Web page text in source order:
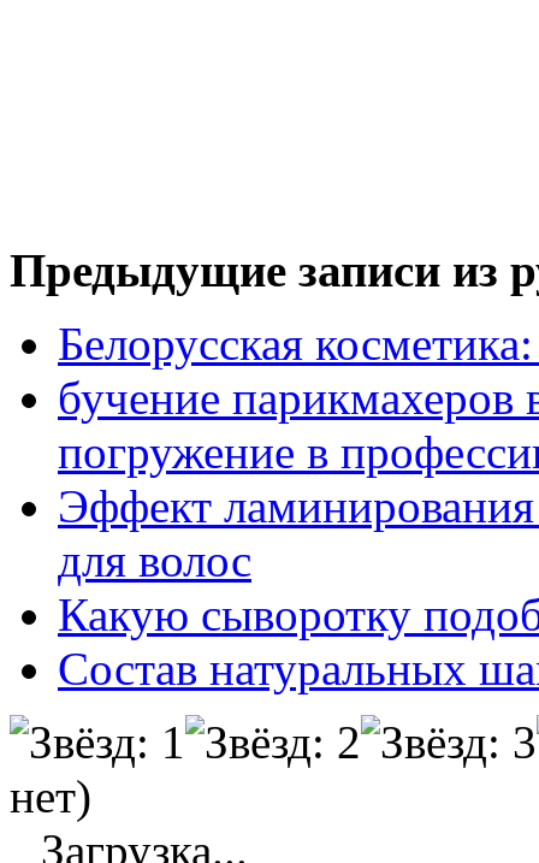
Предыдущие записи из
Белорусская
бучение
погружение в
Эффект
для волос
Какую сыворотку
Состав натуральных
нет)
Загрузка...